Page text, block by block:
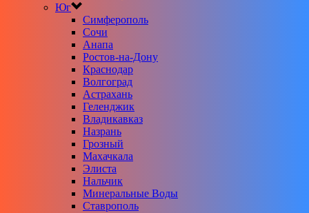
Юг
Симферополь
Сочи
Анапа
Ростов-на-Дону
Краснодар
Волгоград
Астрахань
Геленджик
Владикавказ
Назрань
Грозный
Махачкала
Элиста
Нальчик
Минеральные Воды
Ставрополь